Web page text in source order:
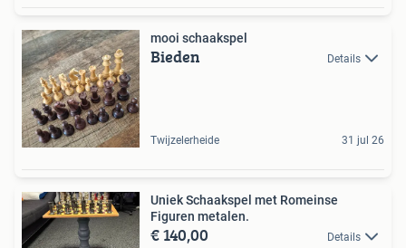
mooi schaakspel
Bieden Details
Twijzelerheide 31 jul 26
Uniek Schaakspel met Romeinse
Figuren metalen.
€ 140,00 Details